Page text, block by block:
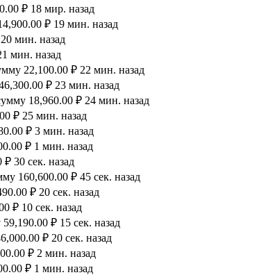
₽ 18 мир. назад
₽ 19 мин. назад
мин. назад
мин. назад
22,100.00 ₽ 22 мин. назад
₽ 23 мин. назад
18,960.00 ₽ 24 мин. назад
₽ 25 мин. назад
₽ 3 мин. назад
₽ 1 мин. назад
30 сек. назад
160,600.00 ₽ 45 сек. назад
₽ 20 сек. назад
₽ 10 сек. назад
₽ 15 сек. назад
₽ 20 сек. назад
₽ 2 мин. назад
₽ 1 мин. назад